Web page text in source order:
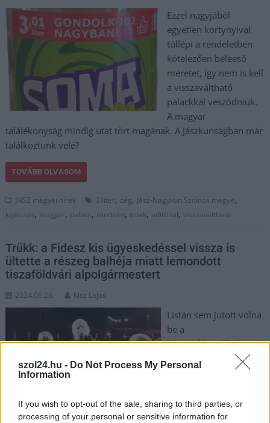
szol24.hu - Do Not Process My Personal
Information
If you wish to opt-out of the sale, sharing to third parties, or
processing of your personal or sensitive information for
Ezzel nagyjából
egyetlen kortynyival
túllépi a rendeletben
kötelezően beleeső
méretet, így nem is kell
a visszaváltható
palackkal vesződniük.
A magyar
találékonyság mindig utat tört magának. A Jászkunságban már
találkoztunk vele?
TOVÁBB OLVASOM
JNSZ megyei hírek 3 liter, cég, Jász-Nagykun Szolnok megye,
kijátszás, magyar, palack, rendelet, trükk, üdítőital,visszaváltható
Trükk: a Fidesz kis ügyeskedéssel vissza is
ültette a részeg balhéja miatt lemondott
tiszaföldvári alpolgármestert
2024.06.26. Kiss Lajos
Listán sem jutott volna
be a
képviselőtestületbe a
alpolgármester
aztán hipp-hopp csoda
történt, egy kis csűrés-